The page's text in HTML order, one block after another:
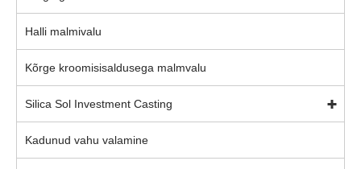
Halli malmivalu
Kõrge kroomisisaldusega malmvalu
Silica Sol Investment Casting
Kadunud vahu valamine